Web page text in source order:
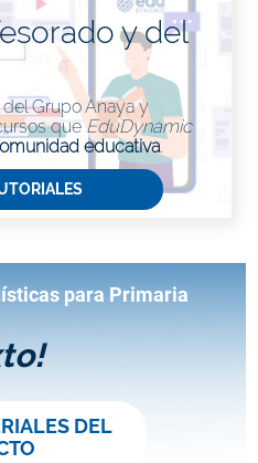
y del
del Grupo Anaya y
queEduDynamic
educativa.
para Primaria
DEL